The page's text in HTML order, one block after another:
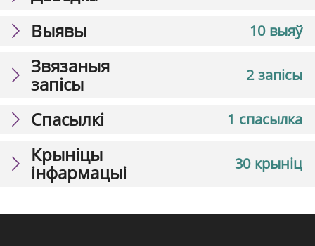
10 выяў
Выявы
2 запісы
Звязаныя
запісы
1 спасылка
Спасылкі
30 крыніц
Крыніцы
інфармацыі